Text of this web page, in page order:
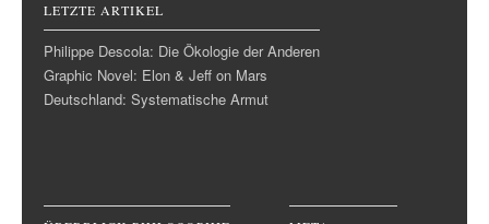
LETZTE ARTIKEL
Philippe Descola: Die Ökologie der Anderen
Graphic Novel: Elon & Jeff on Mars
Deutschland: Systematische Armut